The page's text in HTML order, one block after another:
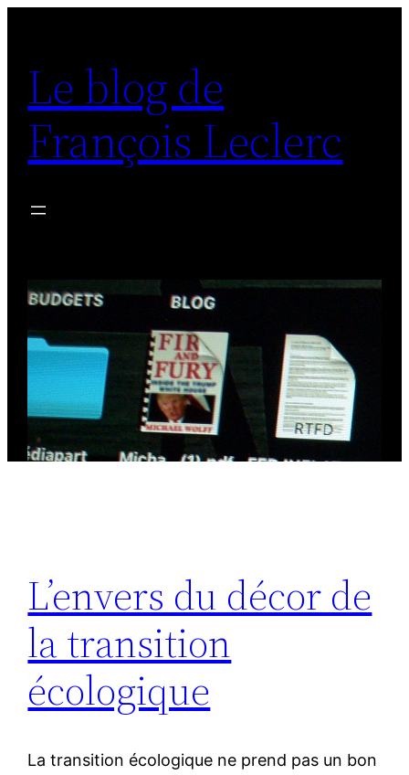
contenu
Le blog de
François Leclerc
L’envers du décor de
la transition
écologique
La transition écologique ne prend pas un bon